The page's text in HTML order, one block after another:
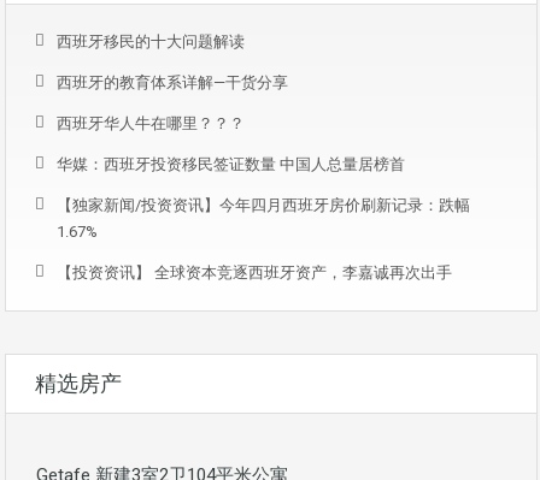
西班牙移民的十大问题解读
西班牙的教育体系详解—干货分享
西班牙华人牛在哪里？？？
华媒：西班牙投资移民签证数量 中国人总量居榜首
【独家新闻/投资资讯】今年四月西班牙房价刷新记录：跌幅
1.67%
【投资资讯】 全球资本竞逐西班牙资产，李嘉诚再次出手
精选房产
Getafe 新建3室2卫104平米公寓